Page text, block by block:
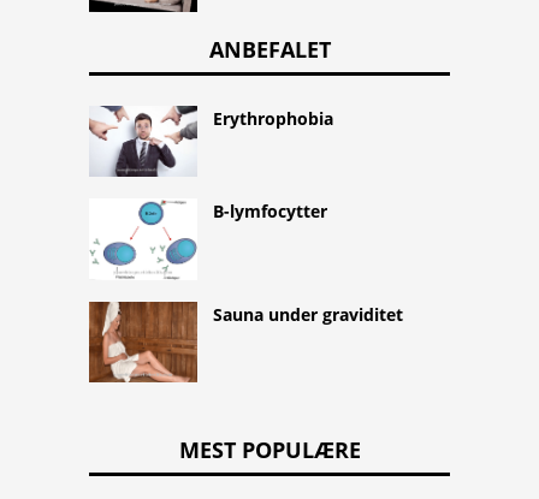
ANBEFALET
Erythrophobia
B-lymfocytter
Sauna under graviditet
MEST POPULÆRE